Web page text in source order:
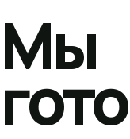
Мы